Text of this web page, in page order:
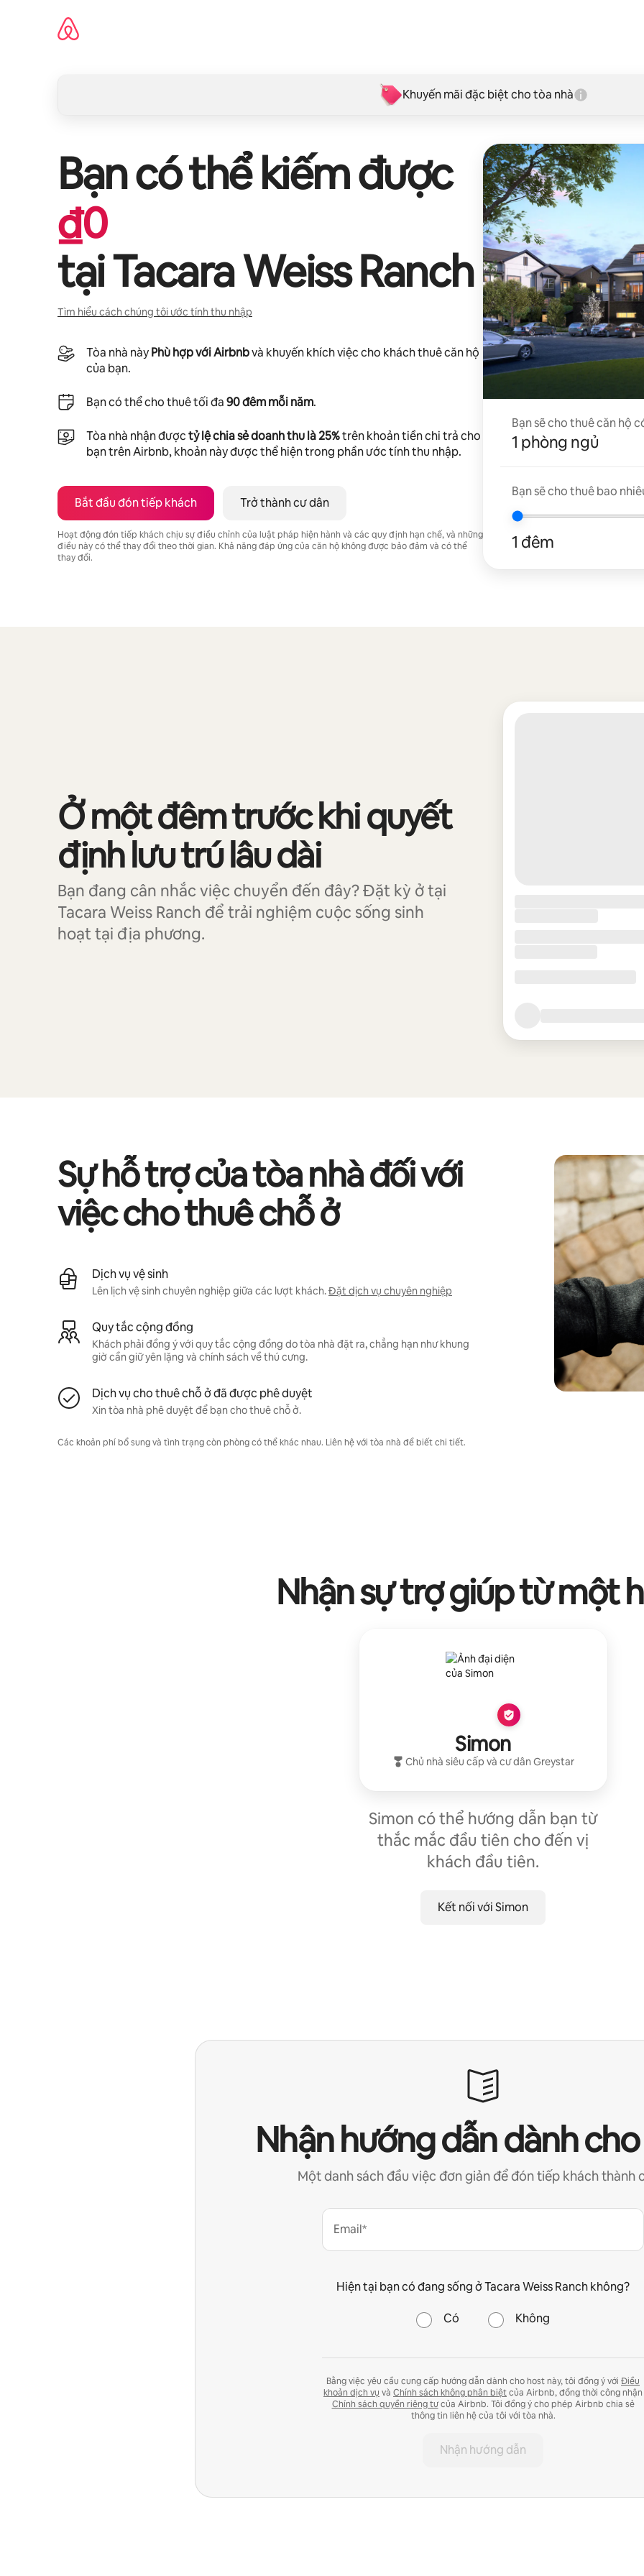
Khuyến mãi đặc biệt cho tòa nhà
Bạn có thể kiếm được
₫0
tạiTacara Weiss Ranch
Tìm hiểu cách chúng tôi ước tính thu nhập
Tòa nhà nàyPhù hợp với Airbnbvà khuyến khích việc cho khách thuê căn hộ
của bạn.
Bạn có thể cho thuê tối đa90 đêm mỗi năm.
Tòa nhà nhận đượctỷ lệ chia sẻ doanh thu là 25%trên khoản tiền chi trả cho
bạn trên Airbnb, khoản này được thể hiện trong phần ước tính thu nhập.
Bắt đầu đón tiếp khách Trở thành cư dân
Hoạt động đón tiếp khách chịu sự điều chỉnh của luật pháp hiện hành và các quy định hạn chế, và những
điều này có thể thay đổi theo thời gian. Khả năng đáp ứng của căn hộ không được bảo đảm và có thể
thay đổi.
Bạn sẽ cho thuê căn hộ
1 phòng ngủ
Bạn sẽ cho thuê bao
1 đêm
Ở một đêm trước khi quyết
định lưu trú lâu dài
Bạn đang cân nhắc việc chuyển đến đây? Đặt kỳ ở tại
Tacara Weiss Ranch để trải nghiệm cuộc sống sinh
hoạt tại địa phương.
Sự hỗ trợ của tòa nhà đối với
việc cho thuê chỗ ở
Dịch vụ vệ sinh
Lên lịch vệ sinh chuyên nghiệp giữa các lượt khách.Đặt dịch vụ chuyên nghiệp
Quy tắc cộng đồng
Khách phải đồng ý với quy tắc cộng đồng do tòa nhà đặt ra, chẳng hạn như khung
giờ cần giữ yên lặng và chính sách về thú cưng.
Dịch vụ cho thuê chỗ ở đã được phê duyệt
Xin tòa nhà phê duyệt để bạn cho thuê chỗ ở.
Các khoản phí bổ sung và tình trạng còn phòng có thể khác nhau. Liên hệ với tòa nhà để biết chi tiết.
Nhận sự trợ giúp từ một
Simon
Chủ nhà siêu cấp và cư dânGreystar
Simon có thể hướng dẫn bạn từ
thắc mắc đầu tiên cho đến vị
khách đầu tiên.
Kết nối với Simon
Nhận hướng dẫn dành
Một danh sách đầu việc đơn giản để đón tiếp khách thành
Email*
Hiện tại bạn có đang sống ở Tacara Weiss Ranch không?
Có Không
Bằng việc yêu cầu cung cấp hướng dẫn dành cho host này, tôi đồng ý với Điều
khoản dịch vụ và Chính sách không phân biệtcủa Airbnb, đồng thời công nhận
Chính sách quyền riêng tưcủa Airbnb. Tôi đồng ý cho phép Airbnb chia sẻ
thông tin liên hệ của tôi với tòa nhà.
Nhận hướng dẫn